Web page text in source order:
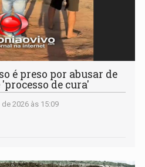
é preso por abusar de
de cura'
2026 às 15:09